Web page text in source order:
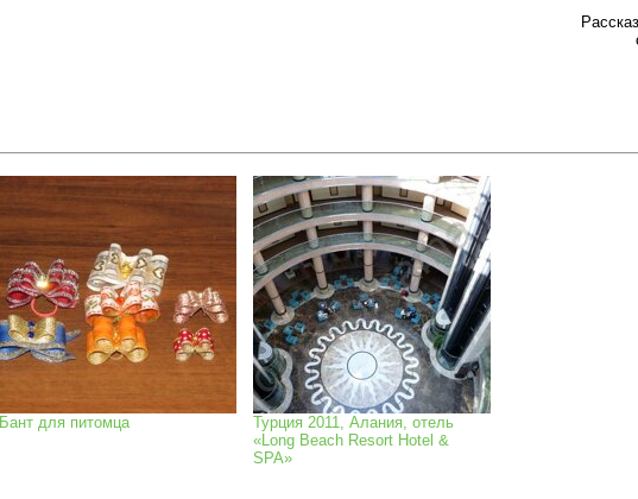
Бант для питомца
Турция 2011, Алания, отель
«Long Beach Resort Hotel &
SPA»